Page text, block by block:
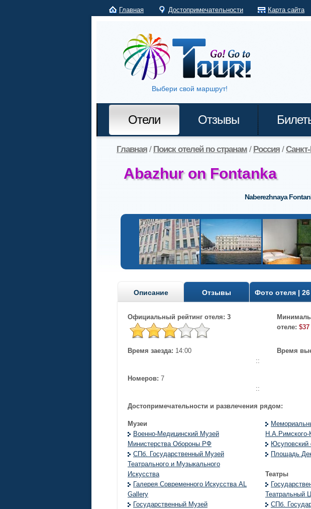
Главная Достопримечательности Карта сайта
Выбери свой маршрут!
Отели Отзывы
Главная / Поиск отелей по странам / Россия /
Abazhur on Fontanka
Naberezhnaya
Описание Отзывы Фото отеля | 26
Официальный рейтинг отеля: 3
отеле: $37
Время заезда: 14:00 Время
::
Номеров: 7
::
Достопримечательности и развлечения рядом:
Музеи
Военно-Медицинский Музей
Министерства Обороны РФ
СПб. Государственный Музей
Театрального и Музыкального
Искусства
Галерея Современного Искусства AL
Gallery
Государственный Музей
Н.А.Римского-
Юсуповский
Площадь
Театры
Театральный
СПб.